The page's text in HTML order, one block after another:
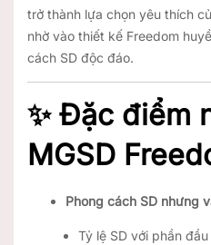
trở thành lựa chọn yêu thích
nhờ vào thiết kế Freedom
cách SD độc đáo.
✨ Đặc điểm
MGSD
Phong cách SD nhưng
Tỷ lệ SD với phần